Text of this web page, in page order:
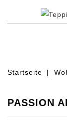
Startseite
PASSION